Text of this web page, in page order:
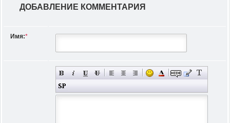
ДОБАВЛЕНИЕ КОММЕНТАРИЯ
Имя:*